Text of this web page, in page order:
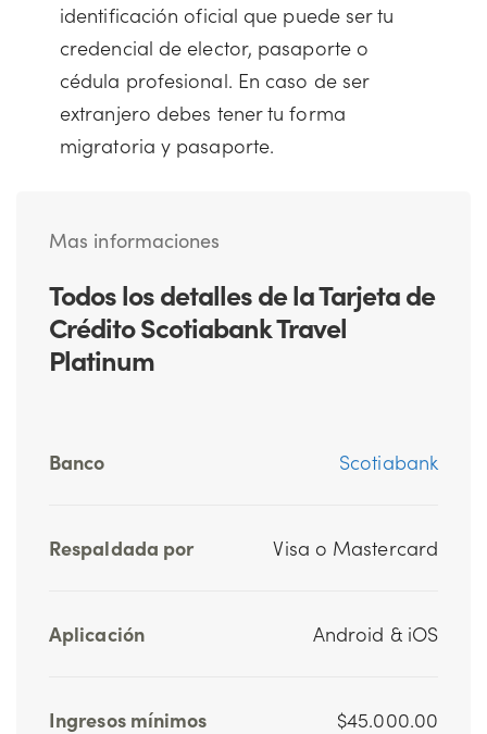
identificación oficial que puede ser tu
credencial de elector, pasaporte o
cédula profesional. En caso de ser
extranjero debes tener tu forma
migratoria y pasaporte.
Mas informaciones
Todos los detalles de la Tarjeta de
Crédito Scotiabank Travel
Platinum
Banco Scotiabank
Respaldada por Visa o Mastercard
Aplicación Android & iOS
Ingresos mínimos $45.000.00